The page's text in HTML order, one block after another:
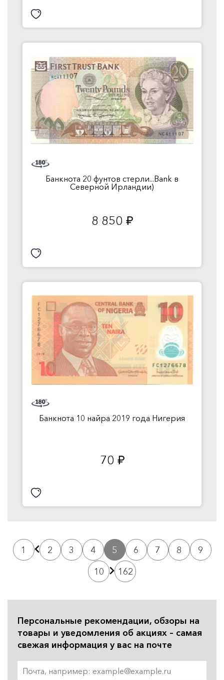
Банкнота 20 фунтов стерли...Bank в
Северной Ирландии)
8 850 руб.
Банкнота 10 найра 2019 года Нигерия
70 руб.
1 2 3 4 5 6 7 8
9
10
162
Персональные рекомендации, обзоры на
товары и уведомления об акциях – самая
свежая информация у вас на почте